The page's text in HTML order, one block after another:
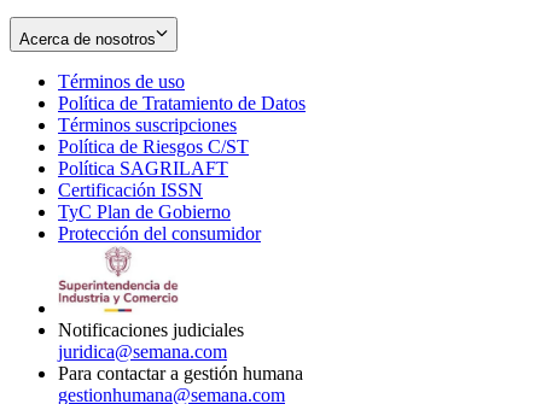
Acerca de nosotros
Términos de uso
in
new
window
Política de Tratamiento de Datos
Términos suscripciones
in
Política de Riesgos C/ST
Política SAGRILAFT
new
window
Certificación ISSN
in
new
TyC Plan de Gobierno
in
Protección del consumidorOpens
Notificaciones judiciales
juridica@semana.com
Para contactar a gestión humana
gestionhumana@semana.com